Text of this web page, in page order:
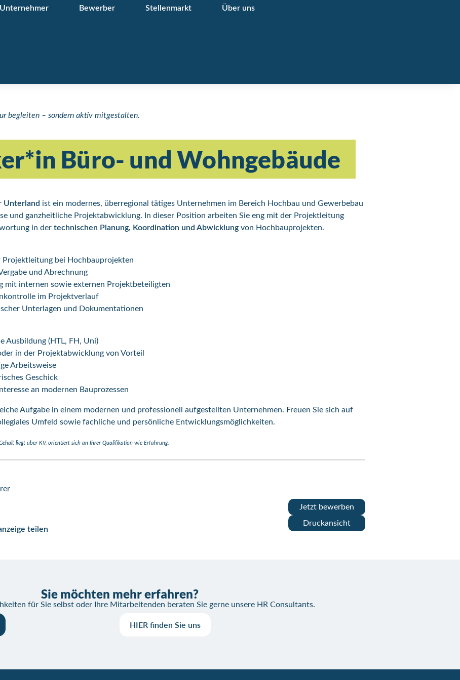
Unternehmer Bewerber Stellenmarkt Über uns
begleiten – sondern aktiv mitgestalten.
Büro- und Wohngebäude
Unterland ist ein modernes, überregional tätiges Unternehmen im Bereich Hochbau und Gewerbebau
und ganzheitliche Projektabwicklung. In dieser Position arbeiten Sie eng mit der Projektleitung
in der technischen Planung, Koordination und Abwicklung von Hochbauprojekten.
bei Hochbauprojekten
und Abrechnung
mit internen sowie externen Projektbeteiligten
im Projektverlauf
Unterlagen und Dokumentationen
Ausbildung (HTL, FH, Uni)
in der Projektabwicklung von Vorteil
Arbeitsweise
Geschick
an modernen Bauprozessen
Aufgabe in einem modernen und professionell aufgestellten Unternehmen. Freuen Sie sich auf
Umfeld sowie fachliche und persönliche Entwicklungsmöglichkeiten.
liegt über KV, orientiert sich an Ihrer Qualifikation wie Erfahrung.
teilen
Jetzt bewerben
Druckansicht
Sie möchten mehr erfahren?
für Sie selbst oder Ihre Mitarbeitenden beraten Sie gerne unsere HR Consultants.
HIER finden Sie uns